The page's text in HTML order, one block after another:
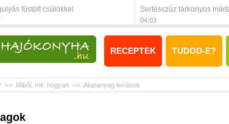
füstölt csülökkel Sertésszűz tárkonyos
04:03
RECEPTEK TUDOD-E?
>> Miből, mit, hogyan >> Alapanyag leírások